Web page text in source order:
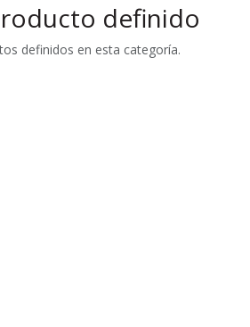
definido
definidos en esta categoría.